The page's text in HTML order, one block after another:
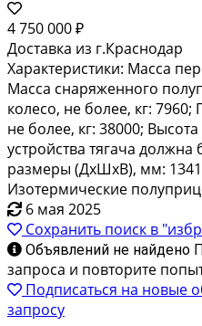
4 750 000 ₽
Доставка из г.Краснодар
Характеристики: Масса
Масса снаряженного
колесо, не более, кг:
не более, кг: 38000;
устройства тягача
размеры (ДxШxВ), мм:
Изотермические
6 мая 2025
Сохранить поиск в
Объявлений не найдено
запроса и повторите
Подписаться на новые
запросу